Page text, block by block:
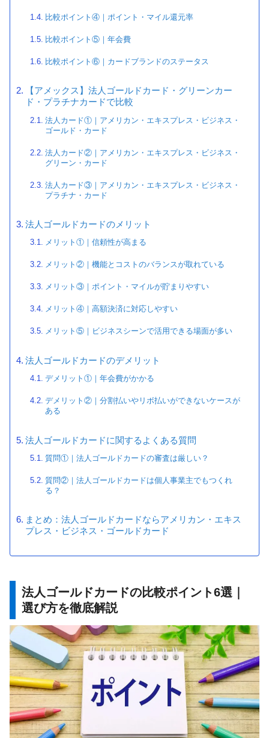
比較ポイント④｜ポイント・マイル還元率
比較ポイント⑤｜年会費
比較ポイント⑥｜カードブランドのステータス
【アメックス】法人ゴールドカード・グリーンカー
ド・プラチナカードで比較
法人カード①｜アメリカン・エキスプレス・ビジネス・
ゴールド・カード
法人カード②｜アメリカン・エキスプレス・ビジネス・
グリーン・カード
法人カード③｜アメリカン・エキスプレス・ビジネス・
プラチナ・カード
法人ゴールドカードのメリット
メリット①｜信頼性が高まる
メリット②｜機能とコストのバランスが取れている
メリット③｜ポイント・マイルが貯まりやすい
メリット④｜高額決済に対応しやすい
メリット⑤｜ビジネスシーンで活用できる場面が多い
法人ゴールドカードのデメリット
デメリット①｜年会費がかかる
デメリット②｜分割払いやリボ払いができないケースが
ある
法人ゴールドカードに関するよくある質問
質問①｜法人ゴールドカードの審査は厳しい？
質問②｜法人ゴールドカードは個人事業主でもつくれ
る？
まとめ：法人ゴールドカードならアメリカン・エキス
プレス・ビジネス・ゴールドカード
法人ゴールドカードの比較ポイント6選｜
選び方を徹底解説